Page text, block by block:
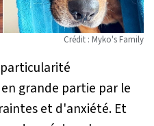
Crédit : Myko's Family
grande partie par le
et d'anxiété. Et